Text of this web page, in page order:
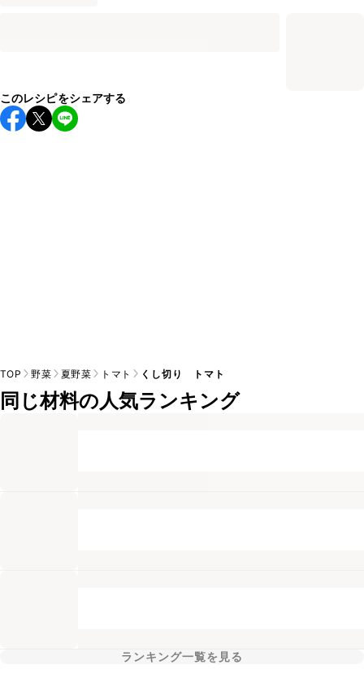
このレシピをシェアする
TOP 野菜 夏野菜 トマト くし切り トマト
同じ材料の人気ランキング
ランキング一覧を見る